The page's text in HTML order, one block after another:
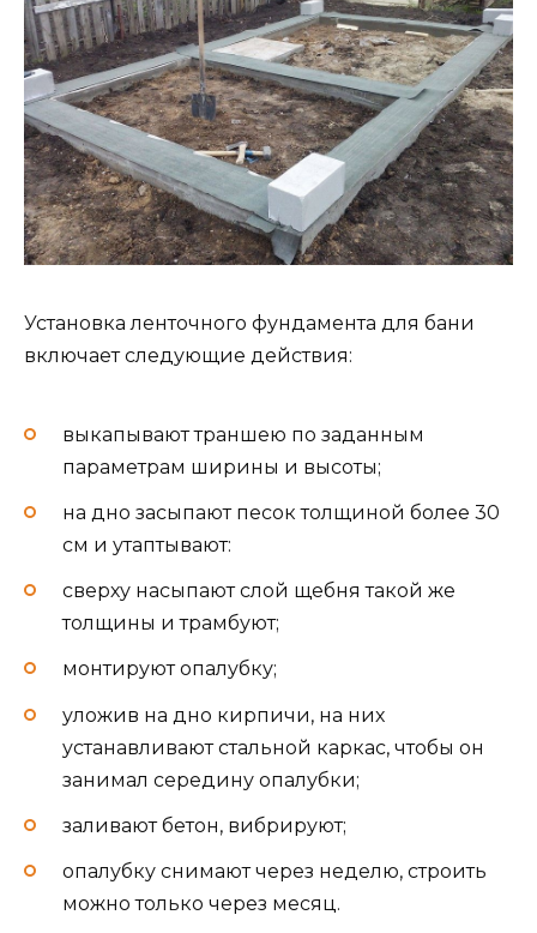
Установка ленточного фундамента для бани
включает следующие действия:
выкапывают траншею по заданным
параметрам ширины и высоты;
на дно засыпают песок толщиной более 30
см и утаптывают:
сверху насыпают слой щебня такой же
толщины и трамбуют;
монтируют опалубку;
уложив на дно кирпичи, на них
устанавливают стальной каркас, чтобы он
занимал середину опалубки;
заливают бетон, вибрируют;
опалубку снимают через неделю, строить
можно только через месяц.